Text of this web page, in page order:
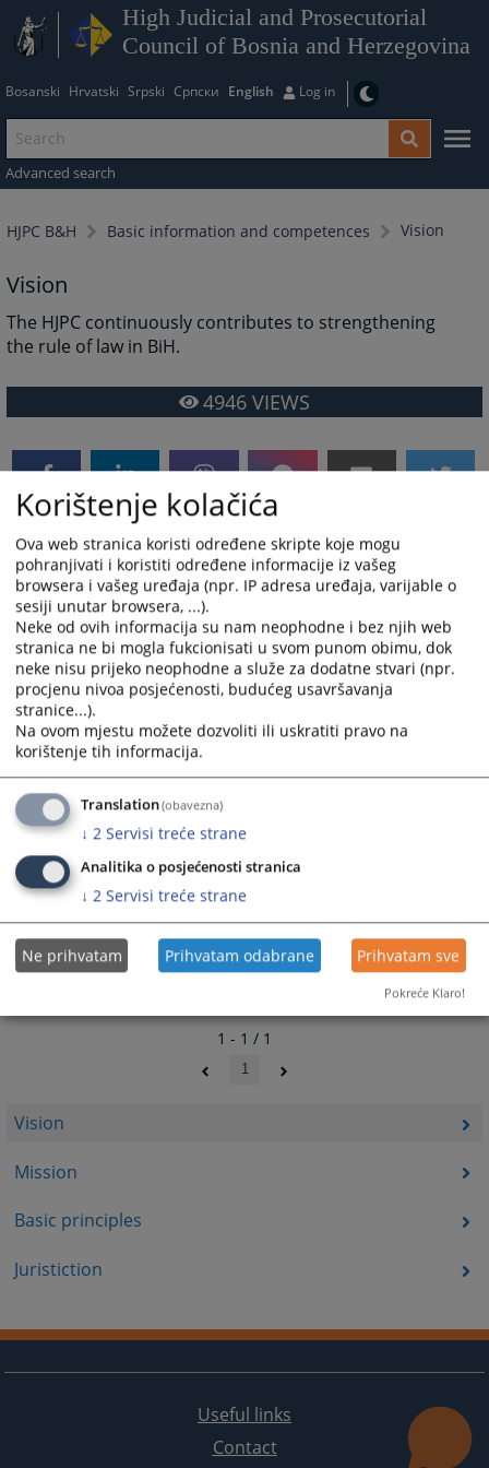
High Judicial and Prosecutorial
Council of Bosnia and Herzegovina
Bosanski Hrvatski Srpski Српски English Log in
Advanced search
HJPC B&H Basic information and competences Vision
Vision
Mission
Basic principles
Juristiction
Vision
The HJPC continuously contributes to strengthening
the rule of law in BiH.
4946 VIEWS
1 - 1 / 1
1
Useful links
Contact
Korištenje kolačića
Ova web stranica koristi određene skripte koje mogu
pohranjivati i koristiti određene informacije iz vašeg
browsera i vašeg uređaja (npr. IP adresa uređaja, varijable o
sesiji unutar browsera, ...).
Neke od ovih informacija su nam neophodne i bez njih web
stranica ne bi mogla fukcionisati u svom punom obimu, dok
neke nisu prijeko neophodne a služe za dodatne stvari (npr.
procjenu nivoa posjećenosti, budućeg usavršavanja
stranice...).
Na ovom mjestu možete dozvoliti ili uskratiti pravo na
korištenje tih informacija.
Translation(obavezna)
↓ 2 Servisi treće strane
Analitika o posjećenosti stranica
↓ 2 Servisi treće strane
Ne prihvatam Prihvatam odabrane Prihvatam sve
Pokreće Klaro!